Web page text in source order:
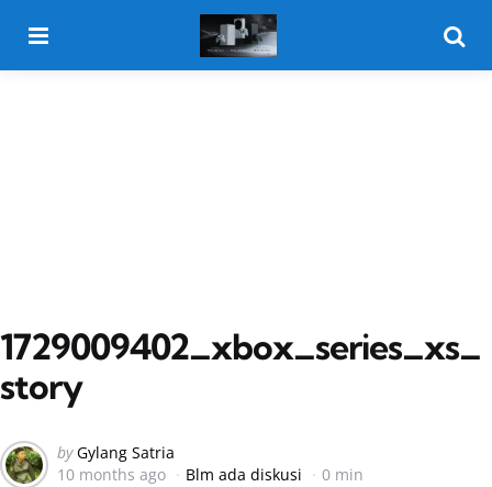
1729009402_xbox_series_xs_
story
Posted
by
by Gylang Satria
10 months ago
Blm ada diskusi 0 min